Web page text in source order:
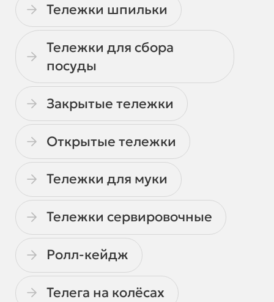
Тележки шпильки
Тележки для сбора
посуды
Закрытые тележки
Открытые тележки
Тележки для муки
Тележки сервировочные
Ролл-кейдж
Телега на колёсах